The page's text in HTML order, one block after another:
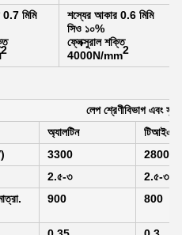
মিমি
2
শস্যের আকার 0.6 মিমি
সিও ১০%
ফ্লেক্সুরাল শক্তি
4000N/mm2
লেপ শ্রেণীবিভাগ এবং
অ্যালটিন
3300
2800
2.৫-৩
2.৫-৩
900 800